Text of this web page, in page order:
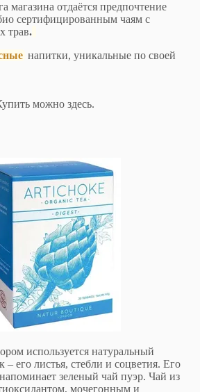
магазина отдаётся предпочтение
сертифицированным чаям с
трав.
напитки, уникальные по своей
можно здесь.
используется натуральный
– его листья, стебли и соцветия. Его
зеленый чай пуэр. Чай из
мочегонным и